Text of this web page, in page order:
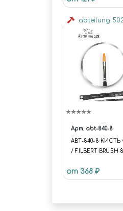
abteilung
Арт. abt-840-8
ABT-840-8
/ FILBERT BRUSH 8
от 368 ₽